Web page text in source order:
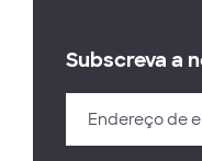
Subscreva a